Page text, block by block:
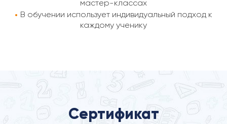
мастер-классах
В обучении использует индивидуальный подход к
каждому ученику
Сертификат